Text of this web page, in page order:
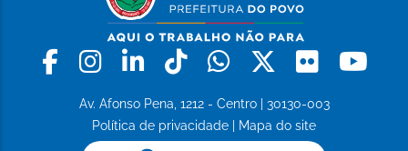
Facebook
Instagram
LinkedinTiktokWhatsapp
X Flickr
Av. Afonso Pena, 1212 - Centro | 30130-003
Política de privacidade
Mapa do site